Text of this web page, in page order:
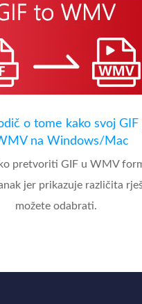
o tome kako svoj
na Windows/Mac
pretvoriti GIF u WMV
jer prikazuje različita
možete odabrati.